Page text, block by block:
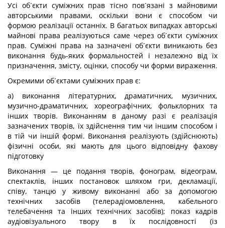
Усі об´єкти суміжних прав тісно пов´язані з майновими
авторськими правами, оскільки вони є способом чи
формою реалізації останніх. В багатьох випадках авторські
майнові права реалізуються саме через об´єкти суміжних
прав. Суміжні права на зазначені об´єкти виникають без
виконання будь-яких формальностей і незалежно від їх
призначення, змісту, оцінки, способу чи форми вираження.
Окремими об´єктами суміжних прав є:
а) виконання літературних, драматичних, музичних,
музично-драматичних, хореографічних, фольклорних та
інших творів. Виконанням в даному разі є реалізація
зазначених творів, їх здійснення тим чи іншим способом і
в тій чи іншій формі. Виконання реалізують (здійснюють)
фізичні особи, які мають для цього відповідну фахову
підготовку
Виконання — це подання творів, фонограм, відеограм,
спектаклів, інших постановок шляхом гри, декламації,
співу, танцю у живому виконанні або за допомогою
технічних засобів (телерадіомовлення, кабельного
телебачення та інших технічних засобів); показ кадрів
аудіовізуального твору в їх послідовності (із